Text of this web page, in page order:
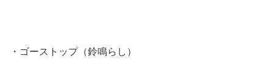
・ゴーストップ（鈴鳴らし）